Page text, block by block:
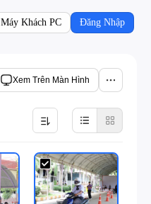
Máy Khách PC Đăng Nhập
Xem Trên Màn Hình